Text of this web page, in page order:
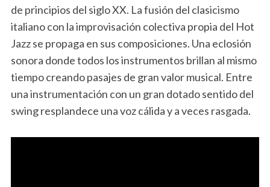
de principios del siglo XX. La fusión del clasicismo
italiano con la improvisación colectiva propia del Hot
Jazz se propaga en sus composiciones. Una eclosión
sonora donde todos los instrumentos brillan al mismo
tiempo creando pasajes de gran valor musical. Entre
una instrumentación con un gran dotado sentido del
swing resplandece una voz cálida y a veces rasgada.